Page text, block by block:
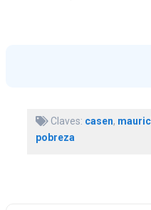
Claves: casen,
pobreza